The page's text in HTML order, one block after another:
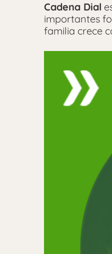
Cadena Dial
importantes
familia crece